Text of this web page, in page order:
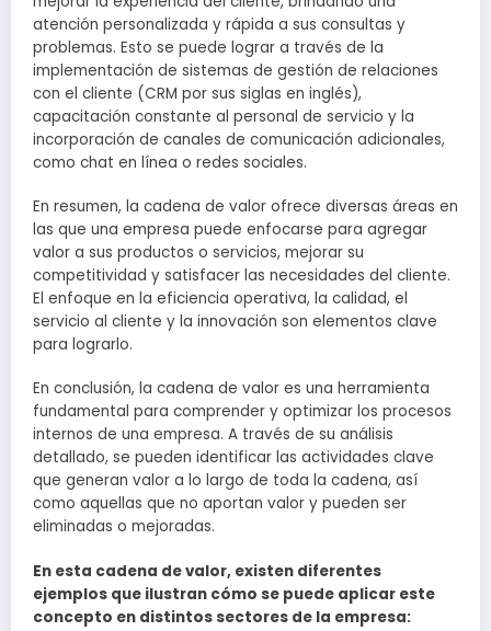
atención personalizada y rápida a sus consultas y
problemas. Esto se puede lograr a través de la
implementación de sistemas de gestión de relaciones
con el cliente (CRM por sus siglas en inglés),
capacitación constante al personal de servicio y la
incorporación de canales de comunicación adicionales,
como chat en línea o redes sociales.
En resumen, la cadena de valor ofrece diversas áreas en
las que una empresa puede enfocarse para agregar
valor a sus productos o servicios, mejorar su
competitividad y satisfacer las necesidades del cliente.
El enfoque en la eficiencia operativa, la calidad, el
servicio al cliente y la innovación son elementos clave
para lograrlo.
En conclusión, la cadena de valor es una herramienta
fundamental para comprender y optimizar los procesos
internos de una empresa. A través de su análisis
detallado, se pueden identificar las actividades clave
que generan valor a lo largo de toda la cadena, así
como aquellas que no aportan valor y pueden ser
eliminadas o mejoradas.
En esta cadena de valor, existen diferentes
ejemplos que ilustran cómo se puede aplicar este
concepto en distintos sectores de la empresa: